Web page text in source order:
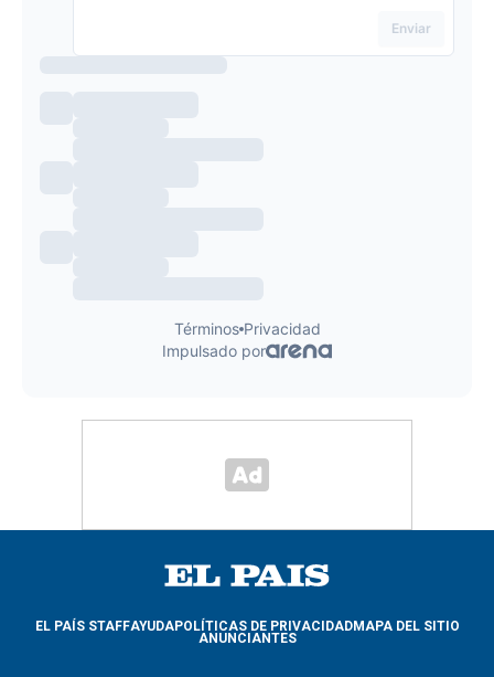
EL PAÍS STAFFAYUDAPOLÍTICAS DE PRIVACIDADMAPA DEL SITIO
ANUNCIANTES